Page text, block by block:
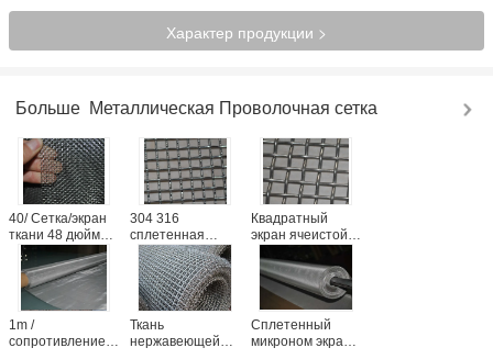
Характер продукции >
Больше Металлическая Проволочная сетка
40/ Сетка/экран
ткани 48 дюймов
сплетенные
нержавеющей
сталью для
фабрики шахты
304 316
сплетенная
ячеистая сеть
нержавеющей
стали микрона
размер 1
микрона
минимальный,
таможня длины
Квадратный
экран ячеистой
нержавеющей
стали отверстия
304 для ББК,
соткать равнины
1m /
сопротивление
Ткань
нержавеющей
Сплетенный
микроном экран